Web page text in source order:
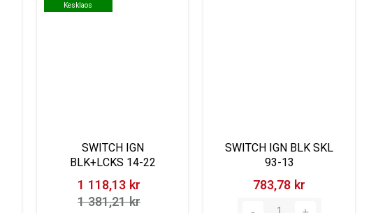
Kesklaos
Kesklaos
SWITCH IGN
BLK+LCKS 14-22
1 118,13 kr‎
1 381,21 kr‎
SWITCH IGN BLK SKL
93-13
783,78 kr‎